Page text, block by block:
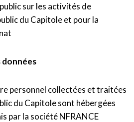
sur les activités de
du Capitole et pour la
données
personnel collectées et traitées
du Capitole sont hébergées
par la société NFRANCE